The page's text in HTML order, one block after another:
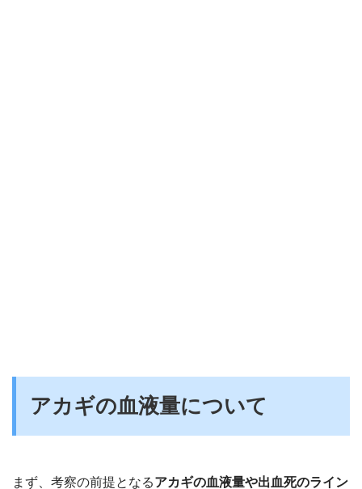
アカギの血液量について
まず、考察の前提となるアカギの血液量や出血死のライン